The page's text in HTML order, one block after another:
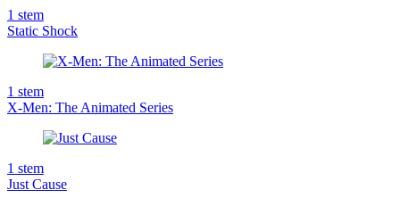
1 stem
Static Shock
1 stem
X-Men: The Animated Series
1 stem
Just Cause